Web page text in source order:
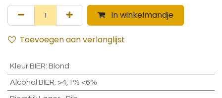
In winkelmandje
Toevoegen aan verlanglijst
Kleur BIER: Blond
Alcohol BIER: >4,1% <6%